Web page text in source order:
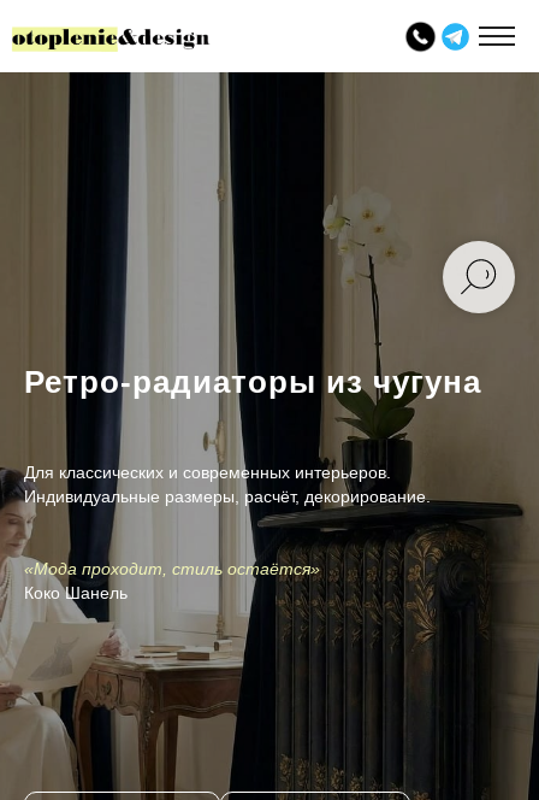
Ретро-радиаторы из чугуна
Для классических и современных интерьеров.
Индивидуальные размеры, расчёт, декорирование.
«Мода проходит, стиль остаётся»
Коко Шанель